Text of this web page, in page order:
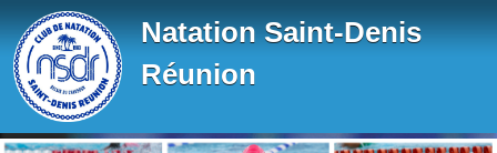
Natation Saint-Denis
Réunion
Panneau de gestion des cookies